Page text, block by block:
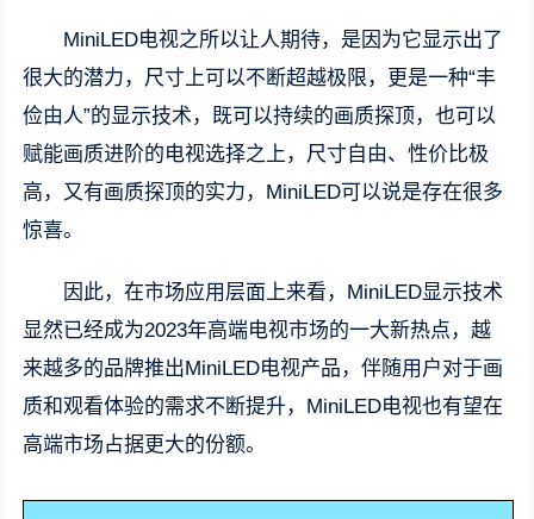
MiniLED电视之所以让人期待，是因为它显示出了
很大的潜力，尺寸上可以不断超越极限，更是一种“丰
俭由人”的显示技术，既可以持续的画质探顶，也可以
赋能画质进阶的电视选择之上，尺寸自由、性价比极
高，又有画质探顶的实力，MiniLED可以说是存在很多
惊喜。
因此，在市场应用层面上来看，MiniLED显示技术
显然已经成为2023年高端电视市场的一大新热点，越
来越多的品牌推出MiniLED电视产品，伴随用户对于画
质和观看体验的需求不断提升，MiniLED电视也有望在
高端市场占据更大的份额。